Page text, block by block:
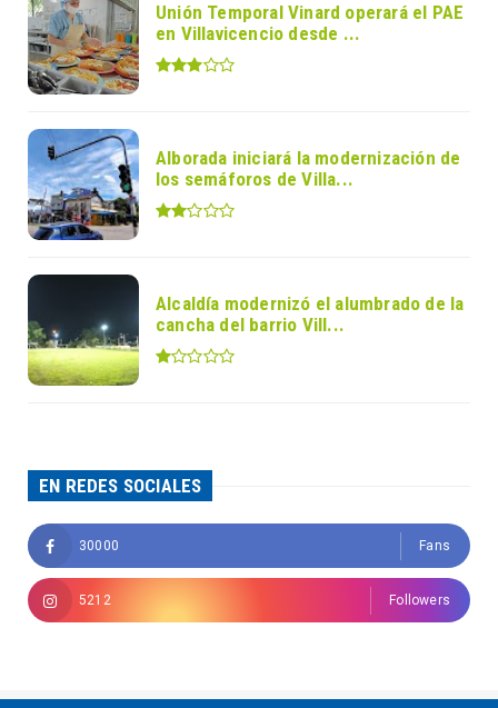
Unión Temporal Vinard operará el PAE
en Villavicencio desde ...
Alborada iniciará la modernización de
los semáforos de Villa...
Alcaldía modernizó el alumbrado de la
cancha del barrio Vill...
EN REDES SOCIALES
30000 Fans
5212 Followers